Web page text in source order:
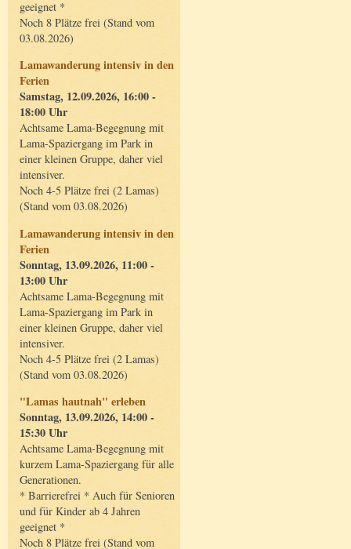
geeignet *
Noch 8 Plätze frei (Stand vom
03.08.2026)
Lamawanderung intensiv in den
Ferien
Samstag, 12.09.2026, 16:00 -
18:00 Uhr
Achtsame Lama-Begegnung mit
Lama-Spaziergang im Park in
einer kleinen Gruppe, daher viel
intensiver.
Noch 4-5 Plätze frei (2 Lamas)
(Stand vom 03.08.2026)
Lamawanderung intensiv in den
Ferien
Sonntag, 13.09.2026, 11:00 -
13:00 Uhr
Achtsame Lama-Begegnung mit
Lama-Spaziergang im Park in
einer kleinen Gruppe, daher viel
intensiver.
Noch 4-5 Plätze frei (2 Lamas)
(Stand vom 03.08.2026)
"Lamas hautnah" erleben
Sonntag, 13.09.2026, 14:00 -
15:30 Uhr
Achtsame Lama-Begegnung mit
kurzem Lama-Spaziergang für alle
Generationen.
* Barrierefrei * Auch für Senioren
und für Kinder ab 4 Jahren
geeignet *
Noch 8 Plätze frei (Stand vom